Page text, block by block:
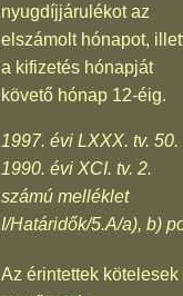
nyugdíjjárulékot az
elszámolt hónapot,
a kifizetés hónapját
követő hónap 12-éig.
1997. évi LXXX. tv. 50.
1990. évi XCI. tv. 2.
számú melléklet
I/Határidők/5.A/a), b)
Az érintettek kötelesek